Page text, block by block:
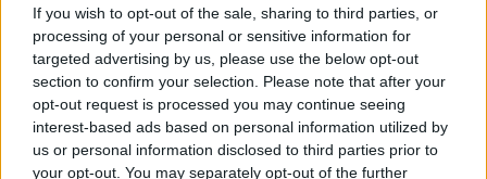
If you wish to opt-out of the sale, sharing to third parties, or
processing of your personal or sensitive information for
targeted advertising by us, please use the below opt-out
section to confirm your selection. Please note that after your
opt-out request is processed you may continue seeing
interest-based ads based on personal information utilized by
us or personal information disclosed to third parties prior to
your opt-out. You may separately opt-out of the further
Így fedezd fel Budapestet Mautner Zsófi
kedvenc helyein keresztül
Kovács Gréta